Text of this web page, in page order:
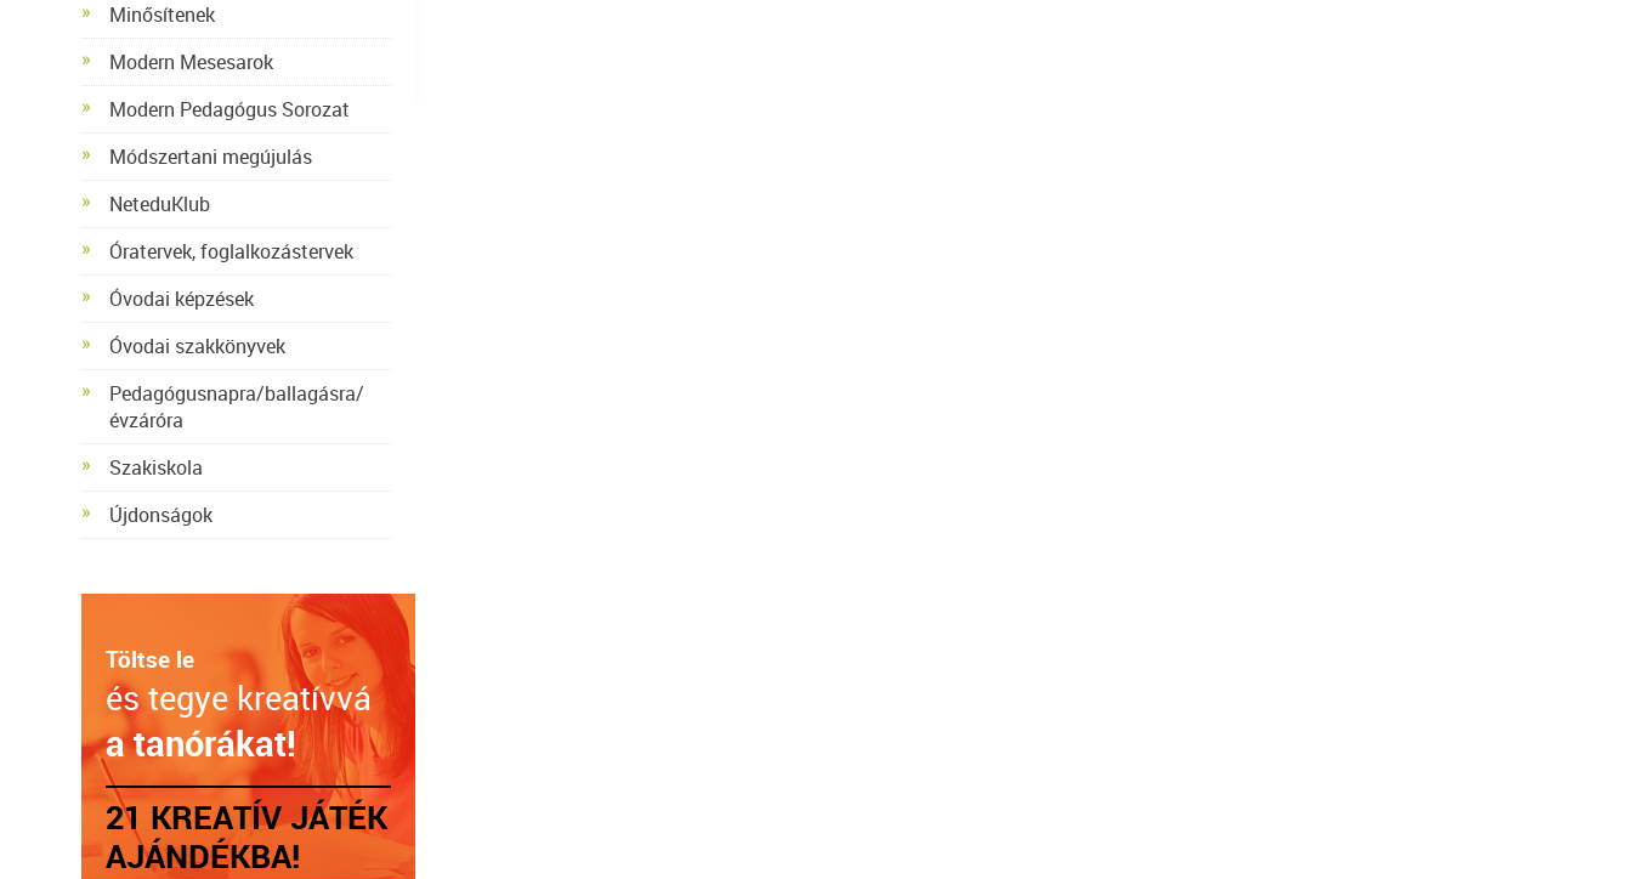
Minősítenek
Modern Mesesarok
Modern Pedagógus Sorozat
Módszertani megújulás
NeteduKlub
Óratervek, foglalkozástervek
Óvodai képzések
Óvodai szakkönyvek
Pedagógusnapra/ballagásra/
évzáróra
Szakiskola
Újdonságok
Töltse le
és tegye kreatívvá
a tanórákat!
21 KREATÍV JÁTÉK
AJÁNDÉKBA!